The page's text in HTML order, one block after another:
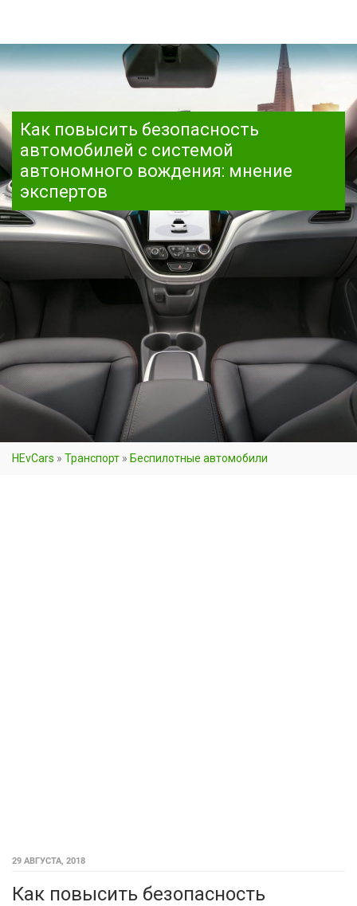
Как повысить безопасность
автомобилей с системой
автономного вождения: мнение
экспертов
HEvCars » Транспорт » Беспилотные автомобили
29 АВГУСТА, 2018
Как повысить безопасность